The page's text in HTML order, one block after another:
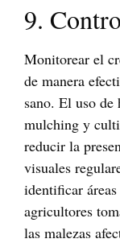
9.
Monitorear el
de manera
sano. El uso de
mulching y
reducir la
visuales
identificar
agricultores
las malezas